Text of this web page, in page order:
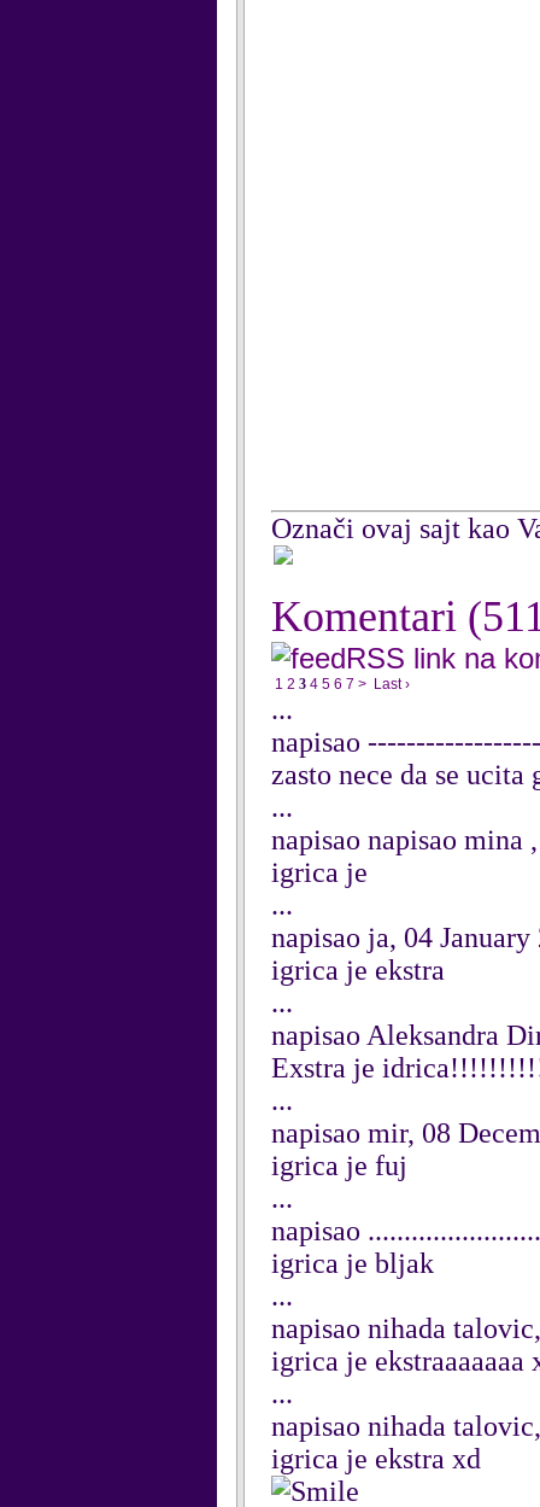
Označi ovaj sajt kao
Komentari
RSS link na
1 2 3 4 5 6 7 > Last ›
...
napisao
zasto nece da se ucita
...
napisao napisao mina
igrica je
...
napisao ja, 04 January
igrica je ekstra
...
napisao Aleksandra
Exstra je
...
napisao mir, 08
igrica je fuj
...
napisao
igrica je bljak
...
napisao nihada
igrica je
...
napisao nihada
igrica je ekstra xd